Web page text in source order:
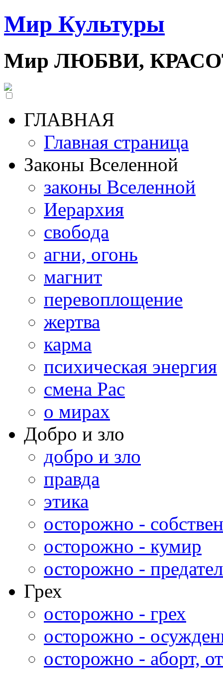
Мир Культуры
Мир ЛЮБВИ,
ГЛАВНАЯ
Главная страница
Законы Вселенной
законы Вселенной
Иерархия
свобода
агни, огонь
магнит
перевоплощение
жертва
карма
психическая энергия
смена Рас
о мирах
Добро и зло
добро и зло
правда
этика
осторожно -
осторожно - кумир
осторожно -
Грех
осторожно - грех
осторожно -
осторожно - аборт,